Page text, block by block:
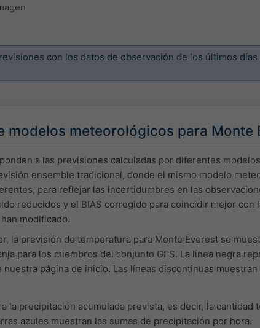
con los datos de observación de los últimos
modelos meteorológicos para Monte
a las previsiones calculadas por diferentes
ensemble tradicional, donde el mismo modelo
para reflejar las incertidumbres en las
reducidos y el BIAS corregido para coincidir mejor
modificado.
la previsión de temperatura para Monte Everest se
para los miembros del conjunto GFS. La línea negra
nuestra página de inicio. Las líneas discontinuas
la precipitación acumulada prevista, es decir, la
azules muestran las sumas de precipitación por hora.